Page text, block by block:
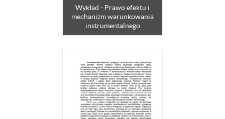
Wykład - Prawo efektu i
mechanizm warunkowania
instrumentalnego